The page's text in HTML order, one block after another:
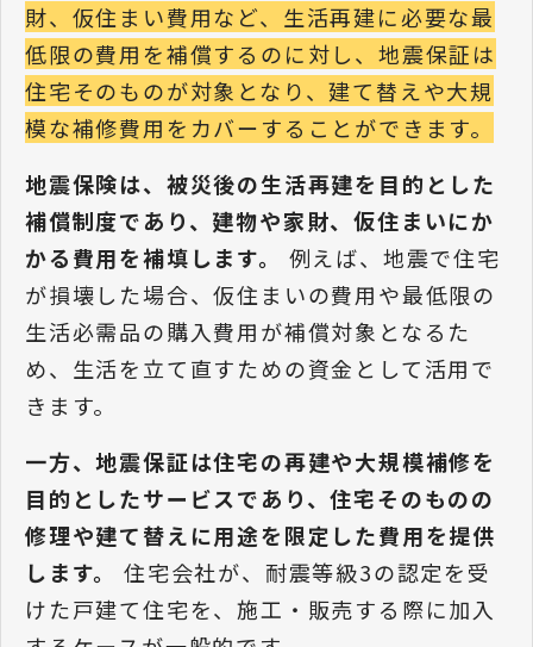
財、仮住まい費用など、生活再建に必要な最
低限の費用を補償するのに対し、地震保証は
住宅そのものが対象となり、建て替えや大規
模な補修費用をカバーすることができます。
地震保険は、被災後の生活再建を目的とした
補償制度であり、建物や家財、仮住まいにか
かる費用を補填します。 例えば、地震で住宅
が損壊した場合、仮住まいの費用や最低限の
生活必需品の購入費用が補償対象となるた
め、生活を立て直すための資金として活用で
きます。
一方、地震保証は住宅の再建や大規模補修を
目的としたサービスであり、住宅そのものの
修理や建て替えに用途を限定した費用を提供
します。 住宅会社が、耐震等級3の認定を受
けた戸建て住宅を、施工・販売する際に加入